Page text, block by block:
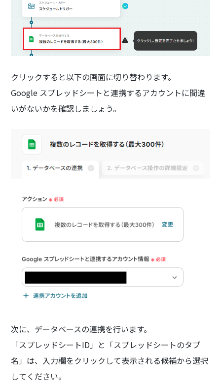
クリックすると以下の画面に切り替わります。
Google スプレッドシートと連携するアカウントに間違
いがないかを確認しましょう。
次に、データベースの連携を行います。
「スプレッドシートID」と「スプレッドシートのタブ
名」は、入力欄をクリックして表示される候補から選択
してください。